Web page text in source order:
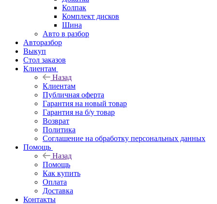
Колпак
Комплект дисков
Шина
Авто в разбор
Авторазбор
Выкуп
Стол заказов
Клиентам
Назад
Клиентам
Публичная оферта
Гарантия на новый товар
Гарантия на б/у товар
Возврат
Политика
Соглашение на обработку персональных данных
Помощь
Назад
Помощь
Как купить
Оплата
Доставка
Контакты